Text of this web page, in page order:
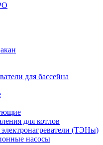
для бассейна
для котлов
электронагреватели (ТЭНы)
насосы